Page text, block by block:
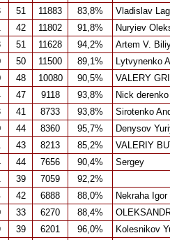
51 11883 83,8%
Vladislav
42 11802 91,8%
Nuryiev
51 11628 94,2%
Artem V.
50 11500 89,1%
Lytvynenko
48 10080 90,5%
VALERY
47 9118 93,8%
Nick derenko
41 8733 93,8%
Sirotenko
44 8360 95,7%
Denysov
43 8213 85,2%
VALERIY
44 7656 90,4%
Sergey
39 7059
92,2%
42 6888 88,0%
Nekraha Igor
33 6270 88,4%
39 6201 96,0%
Kolesnikov